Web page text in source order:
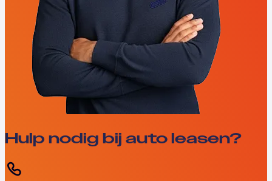
Hulp nodig bij auto leasen?